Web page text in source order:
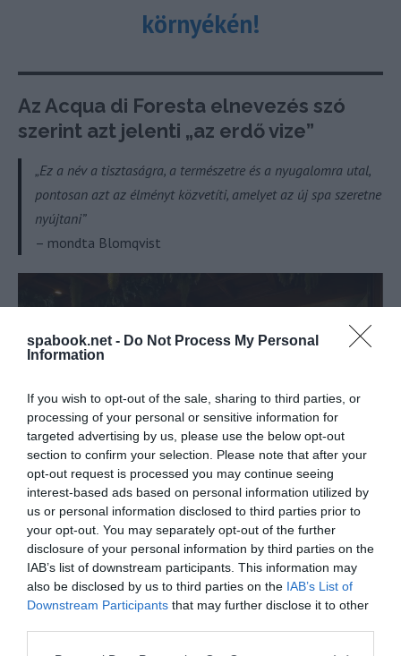
spabook.net - Do Not Process My Personal
Information
If you wish to opt-out of the sale, sharing to third parties, or
processing of your personal or sensitive information for
targeted advertising by us, please use the below opt-out
section to confirm your selection. Please note that after your
opt-out request is processed you may continue seeing
interest-based ads based on personal information utilized by
us or personal information disclosed to third parties prior to
your opt-out. You may separately opt-out of the further
disclosure of your personal information by third parties on the
IAB’s list of downstream participants. This information may
also be disclosed by us to third parties on the IAB’s List of
Downstream Participants that may further disclose it to other
környékén!
Az Acqua di Foresta elnevezés szó
szerint azt jelenti „az erdő vize”
„Ez a név a tisztaságra, a természetre és a nyugalomra utal,
pontosan azt az élményt közvetíti, amelyet az új spa szeretne
nyújtani”
– mondta Blomqvist
Fotók: villaforesta.se
A vendégeket tengeri panorámás beltéri és kültéri
medencék várják, gőzfürdővel, infraszaunával és finn
szaunával kiegészítve. A pihenőzónákban fűtött